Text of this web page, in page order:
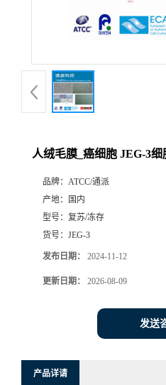
人绒毛膜_癌细胞 JEG-3
品牌： ATCC/通派
产地：
国内
型号： 复苏/冻存
货号： JEG-3
发布日期： 2024-11-12
更新日期： 2026-08-09
发送
产品详请